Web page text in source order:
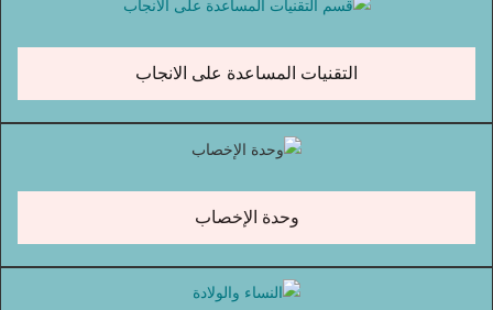
التقنيات المساعدة على الانجاب
وحدة الإخصاب